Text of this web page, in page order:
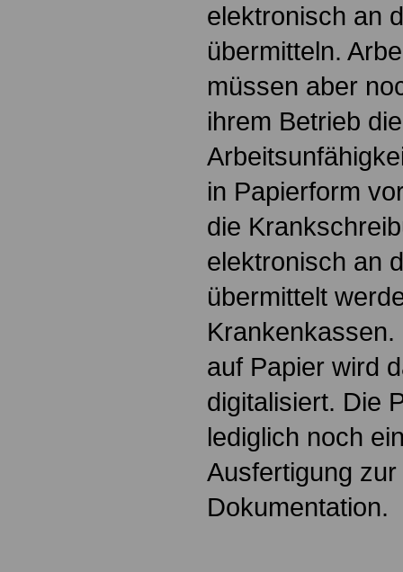
elektronisch an
übermitteln.
müssen aber
ihrem Betrieb die
in Papierform
die
elektronisch an
übermittelt
Krankenkassen.
auf Papier wird
digitalisiert. Die
lediglich noch
Ausfertigung
Dokumentation.